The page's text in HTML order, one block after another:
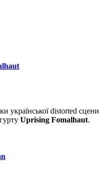
української distorted сцени
Uprising Fomalhaut.